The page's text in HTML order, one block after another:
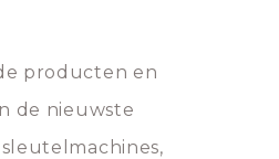
producten en
de nieuwste